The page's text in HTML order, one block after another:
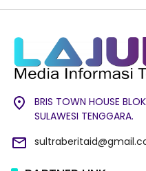
BRIS TOWN HOUSE
SULAWESI TENGGARA.